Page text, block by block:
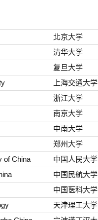
北京大学
清华大学
复旦大学
上海交通大学
浙江大学
南京大学
中南大学
郑州大学
of China 中国人民大学
中国民航大学
中国医科大学
天津理工大学